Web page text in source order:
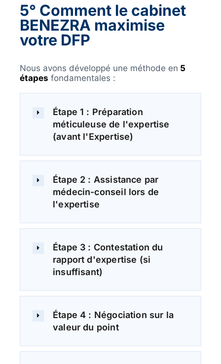
5° Comment le cabinet
BENEZRA maximise
votre DFP
Nous avons développé une méthode en 5
étapes fondamentales :
Étape 1 : Préparation
méticuleuse de l'expertise
(avant l'Expertise)
Étape 2 : Assistance par
médecin-conseil lors de
l'expertise
Étape 3 : Contestation du
rapport d'expertise (si
insuffisant)
Étape 4 : Négociation sur la
valeur du point